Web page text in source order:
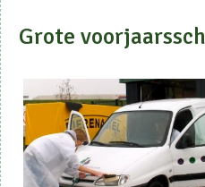
Grote